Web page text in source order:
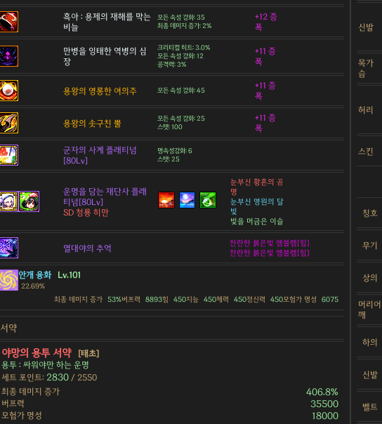
흑아 : 용제의 재해를 막는
비늘
모든 속성 강화: 35
최종 데미지 증가: 2%
+12 증
폭
만병을 잉태한 역병의 심
장
크리티컬 히트: 3.0%
모든 속성 강화: 12
공격력: 3%
+11 증
폭
용왕의 영롱한 여의주 모든 속성 강화: 45
+11 증
폭
용왕의 솟구친 뿔
모든 속성 강화: 25
스탯: 100
+11 증
폭
군자의 사계 플래티넘
[80Lv]
명속성강화: 6
스탯: 25
운명을 담는 재단사 플래
티넘[80Lv]
SD 청룡 히만
눈부신 황혼의 공
명
눈부신 영원의 달
빛
빛을 머금은 이슬
열대야의 추억
찬란한 붉은빛 엠블렘[힘]
찬란한 붉은빛 엠블렘[힘]
안개 융화 Lv.101
22.69%
최종 데미지 증가 53%버프력 8893힘 450지능 450체력 450정신력 450모험가 명성 6075
서약
야망의 용투 서약
[태초]
용투 : 싸워야만 하는 운명
세트 포인트: 2830 / 2550
최종 데미지 증가
406.8%
버프력 35500
모험가 명성 18000
신발
목가
슴
허리
스킨
칭호
무기
상의
머리어
깨
하의
신발
벨트